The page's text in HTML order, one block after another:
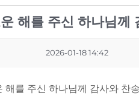
해를 주신 하나님께
2026-01-18 14:42
해를 주신 하나님께 감사와 찬